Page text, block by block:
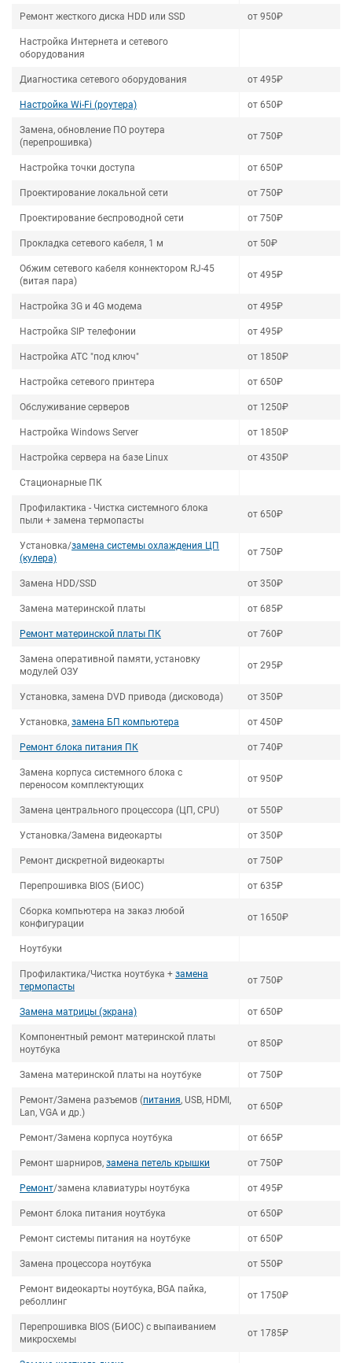
Ремонт жесткого диска HDD или SSD от 950₽
Настройка Интернета и сетевого
оборудования
Диагностика сетевого оборудования от 495₽
Настройка Wi-Fi (роутера) от 650₽
Замена, обновление ПО роутера
(перепрошивка)
от 750₽
Настройка точки доступа от 650₽
Проектирование локальной сети от 750₽
Проектирование беспроводной сети от 750₽
Прокладка сетевого кабеля, 1 м от 50₽
Обжим сетевого кабеля коннектором RJ-45
(витая пара)
от 495₽
Настройка 3G и 4G модема от 495₽
Настройка SIP телефонии от 495₽
Настройка АТС "под ключ" от 1850₽
Настройка сетевого принтера от 650₽
Обслуживание серверов от 1250₽
Настройка Windows Server от 1850₽
Настройка сервера на базе Linux от 4350₽
Стационарные ПК
Профилактика - Чистка системного блока
пыли + замена термопасты
от 650₽
Установка/замена системы охлаждения ЦП
(кулера)
от 750₽
Замена HDD/SSD от 350₽
Замена материнской платы от 685₽
Ремонт материнской платы ПК от 760₽
Замена оперативной памяти, установку
модулей ОЗУ
от 295₽
Установка, замена DVD привода (дисковода) от 350₽
Установка, замена БП компьютера от 450₽
Ремонт блока питания ПК от 740₽
Замена корпуса системного блока с
переносом комплектующих
от 950₽
Замена центрального процессора (ЦП, CPU) от 550₽
Установка/Замена видеокарты от 350₽
Ремонт дискретной видеокарты от 750₽
Перепрошивка BIOS (БИОС) от 635₽
Сборка компьютера на заказ любой
конфигурации
от 1650₽
Ноутбуки
Профилактика/Чистка ноутбука + замена
термопасты
от 750₽
Замена матрицы (экрана) от 650₽
Компонентный ремонт материнской платы
ноутбука
от 850₽
Замена материнской платы на ноутбуке от 750₽
Ремонт/Замена разъемов (питания, USB, HDMI,
Lan, VGA и др.)
от 650₽
Ремонт/Замена корпуса ноутбука от 665₽
Ремонт шарниров, замена петель крышки от 750₽
Ремонт/замена клавиатуры ноутбука от 495₽
Ремонт блока питания ноутбука от 650₽
Ремонт системы питания на ноутбуке от 650₽
Замена процессора ноутбука от 550₽
Ремонт видеокарты ноутбука, BGA пайка,
реболлинг
от 1750₽
Перепрошивка BIOS (БИОС) с выпаиванием
микросхемы
от 1785₽